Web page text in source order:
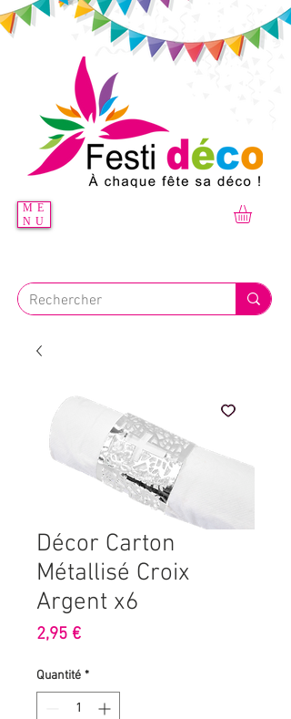
ME
NU
Décor Carton
Métallisé Croix
Argent x6
2,95 €Prix
Quantité *